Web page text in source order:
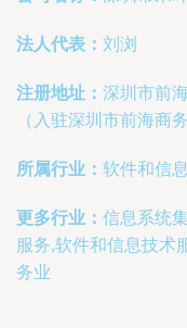
法人代表： 刘浏
注册地址： 深圳市前
（入驻深圳市前海商
所属行业： 软件和信
更多行业： 信息系统
服务,软件和信息技术
务业